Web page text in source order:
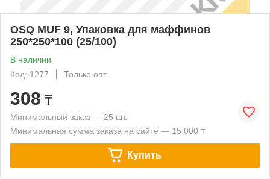
OSQ MUF 9, Упаковка для маффинов
250*250*100 (25/100)
В наличии
Код: 1277
Только опт
308 ₸
Минимальный заказ — 25 шт.
Минимальная сумма заказа на сайте — 15 000 ₸
Купить